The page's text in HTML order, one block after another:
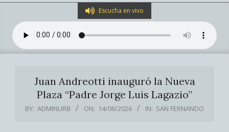
Navigation
Menu
Escucha en vivo
Juan Andreotti inauguró la Nueva
Plaza “Padre Jorge Luis Lagazio”
BY: ADMINURB ON: 14/06/2026 IN: SAN FERNANDO